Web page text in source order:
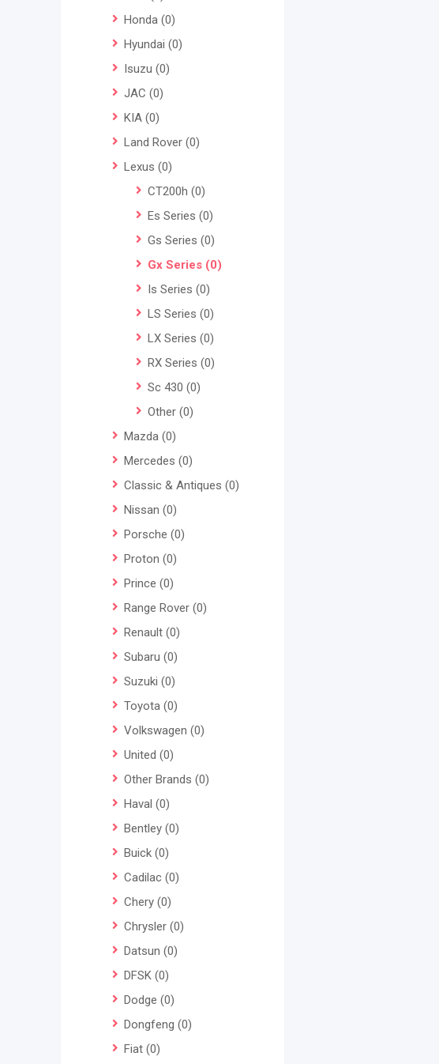
Honda (0)
Hyundai (0)
Isuzu (0)
JAC (0)
KIA (0)
Land Rover (0)
Lexus (0)
CT200h (0)
Es Series (0)
Gs Series (0)
Gx Series (0)
Is Series (0)
LS Series (0)
LX Series (0)
RX Series (0)
Sc 430 (0)
Other (0)
Mazda (0)
Mercedes (0)
Classic & Antiques (0)
Nissan (0)
Porsche (0)
Proton (0)
Prince (0)
Range Rover (0)
Renault (0)
Subaru (0)
Suzuki (0)
Toyota (0)
Volkswagen (0)
United (0)
Other Brands (0)
Haval (0)
Bentley (0)
Buick (0)
Cadilac (0)
Chery (0)
Chrysler (0)
Datsun (0)
DFSK (0)
Dodge (0)
Dongfeng (0)
Fiat (0)